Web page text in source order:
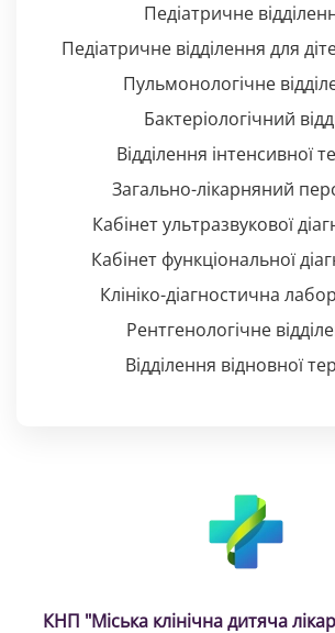
Педіатричне
Педіатричне відділення для
Пульмонологічне
Бактеріологічний
Відділення інтенсивної
Загально-лікарняний
Кабінет ультразвукової
Кабінет функціональної
Клініко-діагностична
Рентгенологічне
Відділення відновної
КНП "Міська клінічна дитяча